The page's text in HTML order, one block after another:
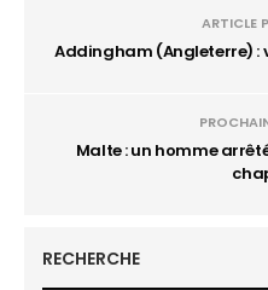
ARTICLE
Addingham (Angleterre) :
Malte : un homme
RECHERCHE